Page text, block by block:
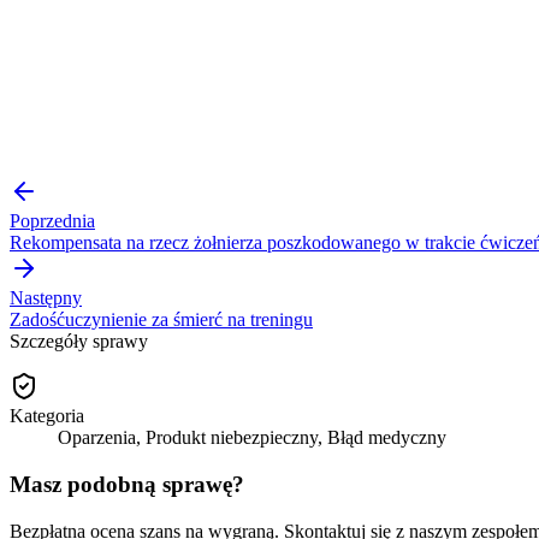
Poprzednia
Rekompensata na rzecz żołnierza poszkodowanego w trakcie
Następny
Zadośćuczynienie za śmierć na treningu
Szczegóły sprawy
Kategoria
Oparzenia, Produkt niebezpieczny, Błąd medyczny
Masz podobną sprawę?
Bezpłatna ocena szans na wygraną. Skontaktuj się z naszym